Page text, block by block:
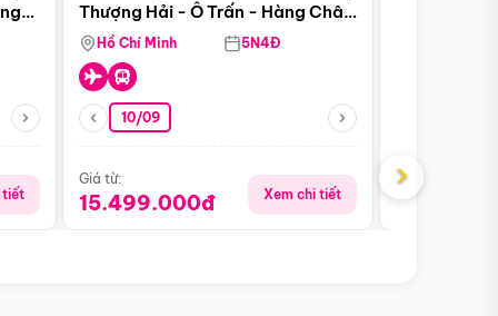
tiết
Thượng Hải - Ô Trấn - Hàng Châu
(Tour Không Shopping)
Hồ Chí Minh 5N4Đ
10/09
Giá từ:
15.499.000đ Xem chi tiết
Giá từ:
›